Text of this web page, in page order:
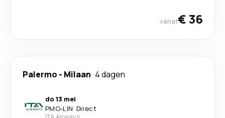
vanaf€ 36
Palermo - Milaan 4 dagen
do 13 mei
PMO-LIN· Direct